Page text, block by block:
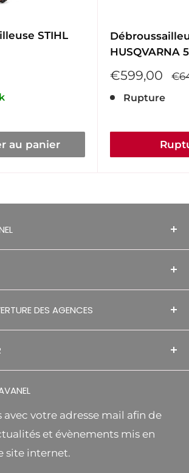
STIHL
au panier
HUSQVARNA
Prix
€599,00
Rupture
RELAIS
DES AGENCES
AGENCES
avec votre adresse mail afin de
et évènements mis en
site internet.